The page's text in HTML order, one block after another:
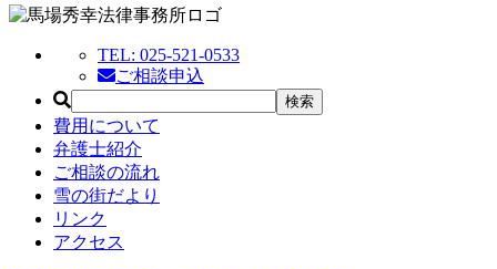
TEL: 025-521-0533
ご相談申込
費用について
弁護士紹介
ご相談の流れ
雪の街だより
リンク
アクセス